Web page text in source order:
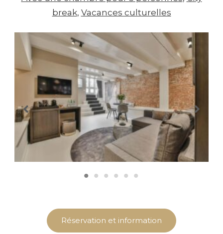
break, Vacances culturelles
Réservation et information